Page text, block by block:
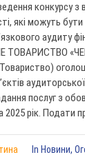
конкурсу з
які можуть бути
аудиту
ТОВАРИСТВО
послуг з
2025 рік. Подати
In Новини,